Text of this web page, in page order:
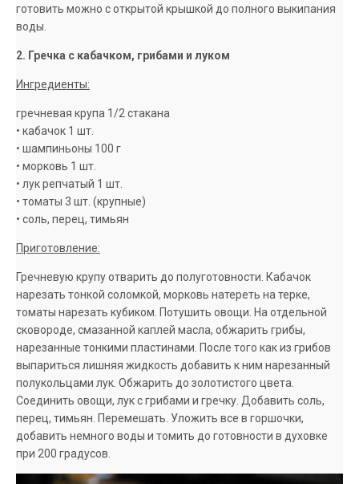
готовить можно с открытой крышкой до полного выкипания
воды.
2. Гречка с кабачком, грибами и луком
Ингредиенты:
гречневая крупа 1/2 стакана
• кабачок 1 шт.
• шампиньоны 100 г
• морковь 1 шт.
• лук репчатый 1 шт.
• томаты 3 шт. (крупные)
• соль, перец, тимьян
Приготовление:
Гречневую крупу отварить до полуготовности. Кабачок
нарезать тонкой соломкой, морковь натереть на терке,
томаты нарезать кубиком. Потушить овощи. На отдельной
сковороде, смазанной каплей масла, обжарить грибы,
нарезанные тонкими пластинами. После того как из грибов
выпариться лишняя жидкость добавить к ним нарезанный
полукольцами лук. Обжарить до золотистого цвета.
Соединить овощи, лук с грибами и гречку. Добавить соль,
перец, тимьян. Перемешать. Уложить все в горшочки,
добавить немного воды и томить до готовности в духовке
при 200 градусов.